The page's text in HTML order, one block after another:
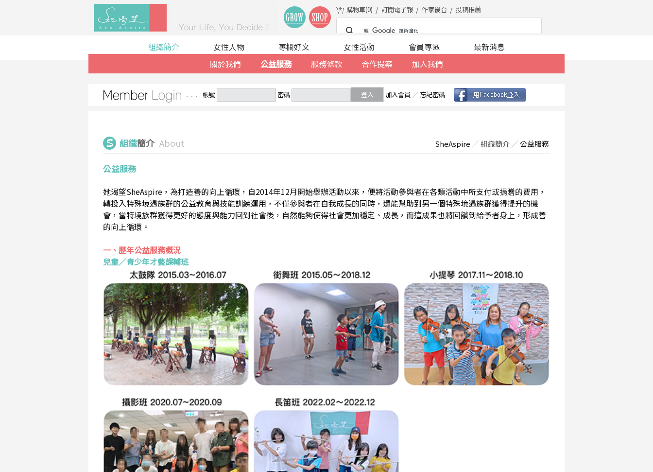
購物車(0) 訂閱電子報 作家後台 投稿推薦
組織簡介
關於我們
公益服務 服務條款 合作提案 加入我們
女性人物 專欄好文 女性活動 會員專區 最新消息
帳號 密碼 登入 加入會員 ／ 忘記密碼
組織簡介 About SheAspire ／組織簡介 ／公益服務
公益服務
她渴望SheAspire，為打造善的向上循環，自2014年12月開始舉辦活動以來，便將活動參與者在各類活動中所支付或捐贈的費用，
轉投入特殊境遇族群的公益教育與技能訓練運用，不僅參與者在自我成長的同時，還能幫助到另一個特殊境遇族群獲得提升的機
會，當特境族群獲得更好的態度與能力回到社會後，自然能夠使得社會更加穩定、成長，而這成果也將回饋到給予者身上，形成善
的向上循環。
一、歷年公益服務概況
兒童／青少年才藝課輔班